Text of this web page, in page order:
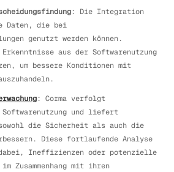
: Die Integration
Daten, die bei
genutzt werden können.
Erkenntnisse aus der Softwarenutzung
um bessere Konditionen mit
: Corma verfolgt
und liefert
die Sicherheit als auch die
Diese fortlaufende Analyse
Ineffizienzen oder potenzielle
Zusammenhang mit ihren